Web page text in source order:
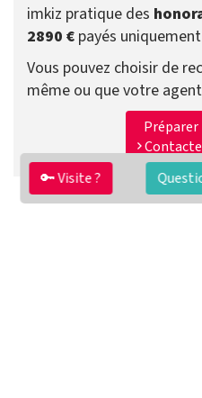
🔑 Visite ?
imkiz pratique des
2890 € payés
Vous pouvez choisir de
même ou que votre